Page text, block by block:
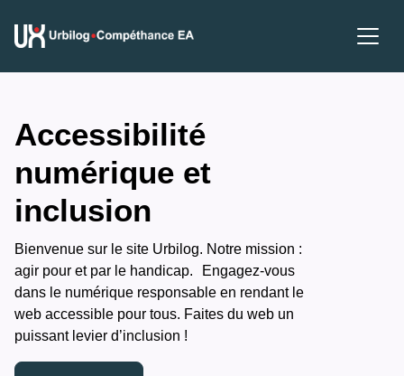
Accessibilité
numérique et
inclusion
Bienvenue sur le site Urbilog. Notre mission :
agir pour et par le handicap. Engagez-vous
dans le numérique responsable en rendant le
web accessible pour tous. Faites du web un
puissant levier d’inclusion !